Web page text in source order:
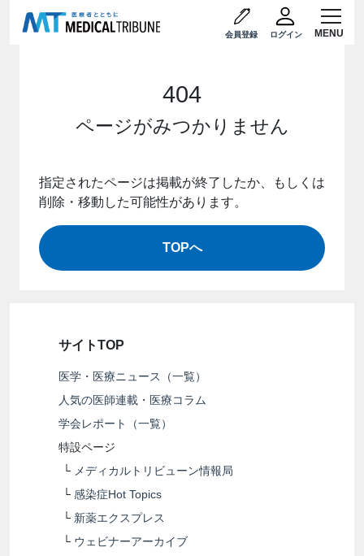
会員登録 ログイン
404
ページがみつかりません
指定されたページは掲載が終了したか、もしくは
削除・移動した可能性があります。
TOPへ
サイトTOP
医学・医療ニュース（一覧）
人気の医師連載・医療コラム
学会レポート（一覧）
特設ページ
└ メディカルトリビューン情報局
└ 感染症Hot Topics
└ 新薬エクスプレス
└ ウェビナーアーカイブ